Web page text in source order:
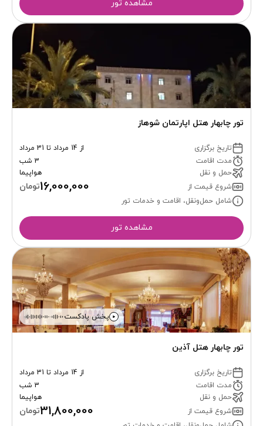
مشاهده تور
تور چابهار هتل اپارتمان شوهاز
تاریخ برگزاری
از 14 مرداد تا 31 مرداد
مدت اقامت
3 شب
حمل و نقل
هواپیما
شروع قیمت از
16,000,000تومان
شامل حمل‌ونقل، اقامت و خدمات تور
مشاهده تور
تور چابهار هتل آذین
پخش پادکست
تاریخ برگزاری
از 14 مرداد تا 31 مرداد
مدت اقامت
3 شب
حمل و نقل
هواپیما
شروع قیمت از
31,800,000تومان